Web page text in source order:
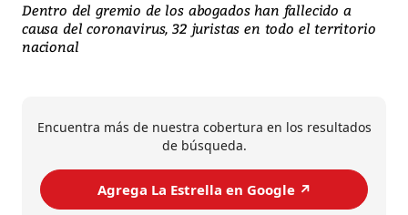
Dentro del gremio de los abogados han fallecido a
causa del coronavirus, 32 juristas en todo el territorio
nacional
Encuentra más de nuestra cobertura en los resultados
de búsqueda.
Agrega La Estrella en Google ↗️